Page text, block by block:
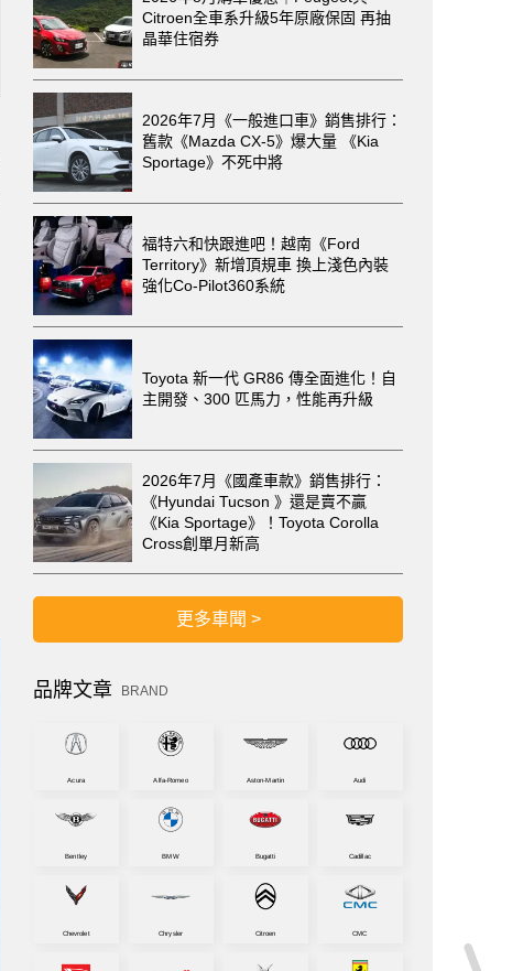
Citroen全車系升級5年原廠保固 再抽
晶華住宿券
2026年7月《一般進口車》銷售排行：
舊款《Mazda CX-5》爆大量 《Kia
Sportage》不死中將
福特六和快跟進吧！越南《Ford
Territory》新增頂規車 換上淺色內裝
強化Co-Pilot360系統
Toyota 新一代 GR86 傳全面進化！自
主開發、300 匹馬力，性能再升級
2026年7月《國產車款》銷售排行：
《Hyundai Tucson 》還是賣不贏
《Kia Sportage》！Toyota Corolla
Cross創單月新高
更多車聞 >
品牌文章 BRAND
Acura Alfa-Romeo Aston-Martin Audi
Bentley BMW Bugatti Cadillac
Chevrolet Chrysler Citroen CMC